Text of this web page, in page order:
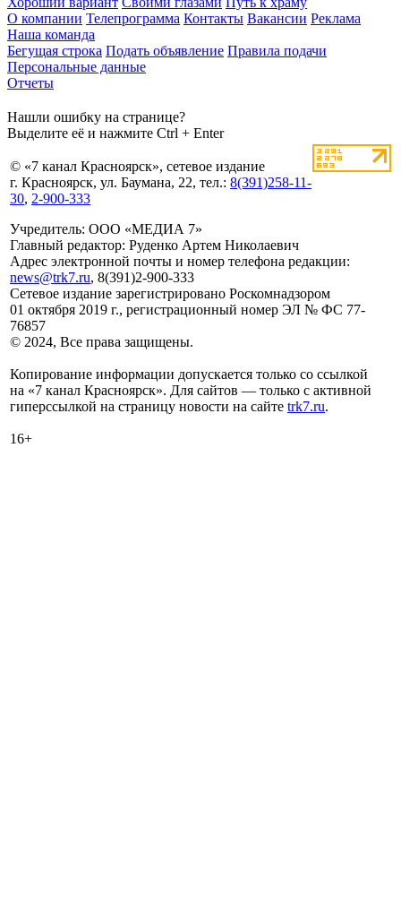
О компании Телепрограмма Контакты Вакансии Реклама
Наша команда
Бегущая строка Подать объявление Правила подачи
Персональные данные
Отчеты
Нашли ошибку на странице?
Выделите её и нажмите Ctrl + Enter
© «7 канал Красноярск», сетевое издание
г. Красноярск, ул. Баумана, 22, тел.: 8(391)258-11-
30, 2-900-333
Учредитель: ООО «МЕДИА 7»
Главный редактор: Руденко Артем Николаевич
Адрес электронной почты и номер телефона редакции:
news@trk7.ru, 8(391)2-900-333
Сетевое издание зарегистрировано Роскомнадзором
01 октября 2019 г., регистрационный номер ЭЛ № ФС 77-
76857
© 2024, Все права защищены.
Копирование информации допускается только со ссылкой
на «7 канал Красноярск». Для сайтов — только с активной
гиперссылкой на страницу новости на сайте trk7.ru.
16+